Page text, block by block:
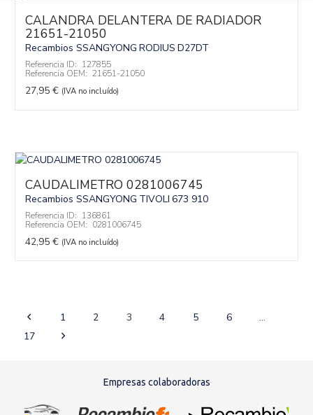
CALANDRA DELANTERA DE RADIADOR
21651-21050
Recambios SSANGYONG RODIUS D27DT
Referencia ID: 127855
Referencia OEM: 21651-21050
27,95 € (IVA no incluído)
CAUDALIMETRO 0281006745
Recambios SSANGYONG TIVOLI 673 910
Referencia ID: 136861
Referencia OEM: 0281006745
42,95 € (IVA no incluído)
1 2 3 4 5 6
…
17
Empresas colaboradoras